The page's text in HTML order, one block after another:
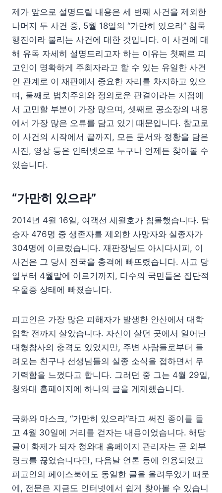
제가 앞으로 설명드릴 내용은 세 번째 사건을 제외한
나머지 두 사건 중, 5월 18일의 “가만히 있으라” 침묵
행진이라 불리는 사건에 대한 것입니다. 이 사건에 대
해 유독 자세히 설명드리고자 하는 이유는 첫째로 피
고인이 명확하게 주최자라고 할 수 있는 유일한 사건
인 관계로 이 재판에서 중요한 자리를 차지하고 있으
며, 둘째로 법치주의와 정의로운 판결이라는 지점에
서 고민할 부분이 가장 많으며, 셋째로 공소장의 내용
에서 가장 많은 오류를 담고 있기 때문입니다. 참고로
이 사건의 시작에서 끝까지, 모든 문서와 정황을 담은
사진, 영상 등은 인터넷으로 누구나 언제든 찾아볼 수
있습니다.
“가만히 있으라”
2014년 4월 16일, 여객선 세월호가 침몰했습니다. 탑
승자 476명 중 생존자를 제외한 사망자와 실종자가
304명에 이르렀습니다. 재판장님도 아시다시피, 이
사건은 그 당시 전국을 충격에 빠뜨렸습니다. 사고 당
일부터 4월말에 이르기까지, 다수의 국민들은 집단적
우울증 상태에 빠졌습니다.
피고인은 가장 많은 피해자가 발생한 안산에서 대학
입학 전까지 살았습니다. 자신이 살던 곳에서 일어난
대형참사의 충격도 있었지만, 주변 사람들로부터 들
려오는 친구나 선생님들의 실종 소식을 접하면서 무
기력함을 느꼈다고 합니다. 그러던 중 그는 4월 29일,
청와대 홈페이지에 하나의 글을 게재했습니다.
국화와 마스크, “가만히 있으라”라고 써진 종이를 들
고 4월 30일에 거리를 걷자는 내용이었습니다. 해당
글이 화제가 되자 청와대 홈페이지 관리자는 곧 외부
링크를 끊었습니다만, 다음날 언론 등에 인용되었고
피고인의 페이스북에도 동일한 글을 올려두었기 때문
에, 전문은 지금도 인터넷에서 쉽게 찾아볼 수 있습니